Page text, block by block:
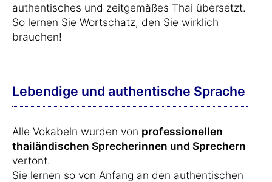
authentisches und zeitgemäßes Thai übersetzt.
So lernen Sie Wortschatz, den Sie wirklich
brauchen!
Lebendige und authentische Sprache
Alle Vokabeln wurden von professionellen
thailändischen Sprecherinnen und Sprechern
vertont.
Sie lernen so von Anfang an den authentischen